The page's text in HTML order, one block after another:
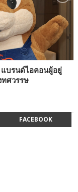
แบรนด์ไอคอนผู้อยู่
ศวรรษ
FACEBOOK